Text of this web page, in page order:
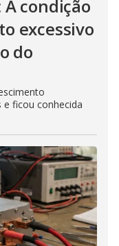
condição
excessivo
do
ficou conhecida